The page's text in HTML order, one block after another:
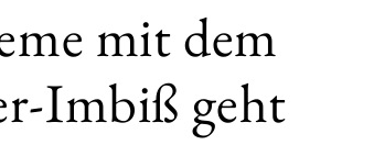
mit dem
Imbiß geht